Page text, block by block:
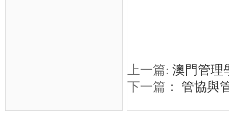
上一篇: 澳門管理
下一篇： 管協與